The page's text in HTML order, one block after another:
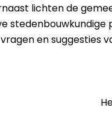
lichten de
vragen en suggesties